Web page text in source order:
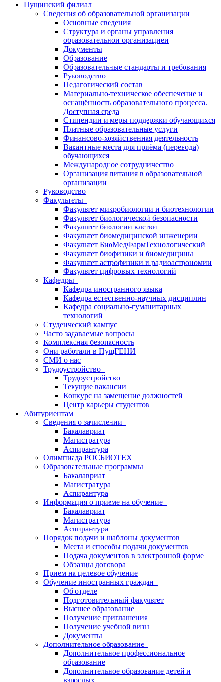
Пущинский филиал
Сведения об образовательной организации
Основные сведения
Структура и органы управления
образовательной организацией
Документы
Образование
Образовательные стандарты и требования
Руководство
Педагогический состав
Материально-техническое обеспечение и
оснащённость образовательного процесса.
Доступная среда
Стипендии и меры поддержки обучающихся
Платные образовательные услуги
Финансово-хозяйственная деятельность
Вакантные места для приёма (перевода)
обучающихся
Международное сотрудничество
Организация питания в образовательной
организации
Руководство
Факультеты
Факультет микробиологии и биотехнологии
Факультет биологической безопасности
Факультет биологии клетки
Факультет биомедицинской инженерии
Факультет БиоМедФармТехнологический
Факультет биофизики и биомедицины
Факультет астрофизики и радиоастрономии
Факультет цифровых технологий
Кафедры
Кафедра иностранного языка
Кафедра естественно-научных дисциплин
Кафедра социально-гуманитарных
технологий
Студенческий кампус
Часто задаваемые вопросы
Комплексная безопасность
Они работали в ПущГЕНИ
СМИ о нас
Трудоустройство
Трудоустройство
Текущие вакансии
Конкурс на замещение должностей
Центр карьеры студентов
Абитуриентам
Сведения о зачислении
Бакалавриат
Магистратура
Аспирантура
Олимпиада РОСБИОТЕХ
Образовательные программы
Бакалавриат
Магистратура
Аспирантура
Информация о приеме на обучение
Бакалавриат
Магистратура
Аспирантура
Порядок подачи и шаблоны документов
Места и способы подачи документов
Подача документов в электронной форме
Образцы договора
Прием на целевое обучение
Обучение иностранных граждан
Об отделе
Подготовительный факультет
Высшее образование
Получение приглашения
Получение учебной визы
Документы
Дополнительное образование
Дополнительное профессиональное
образование
Дополнительное образование детей и
взрослых